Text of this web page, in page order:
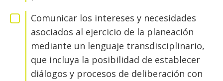
Comunicar los intereses y necesidades
asociados al ejercicio de la planeación
mediante un lenguaje transdisciplinario,
que incluya la posibilidad de establecer
diálogos y procesos de deliberación con